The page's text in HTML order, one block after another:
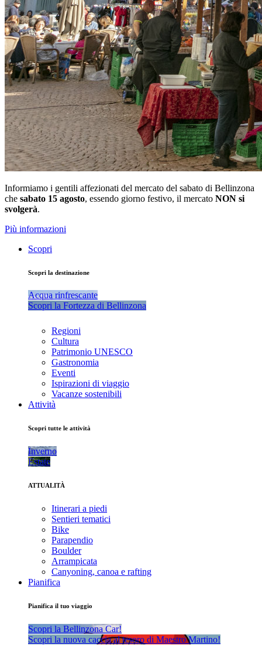
Informiamo i gentili affezionati del mercato del sabato di Bellinzona
che sabato 15 agosto, essendo giorno festivo, il mercato NON si
svolgerà.
Più informazioni
Scopri
Scopri la destinazione
Acqua rinfrescante
Scopri la Fortezza di Bellinzona
Regioni
Cultura
Patrimonio UNESCO
Gastronomia
Eventi
Ispirazioni di viaggio
Vacanze sostenibili
Attività
Scopri tutte le attività
Inverno
Estate
ATTUALITÀ
Itinerari a piedi
Sentieri tematici
Bike
Parapendio
Boulder
Arrampicata
Canyoning, canoa e rafting
Pianifica
Pianifica il tuo viaggio
Scopri la Bellinzona Car!
Scopri la nuova caccia al tesoro di Maestro Martino!